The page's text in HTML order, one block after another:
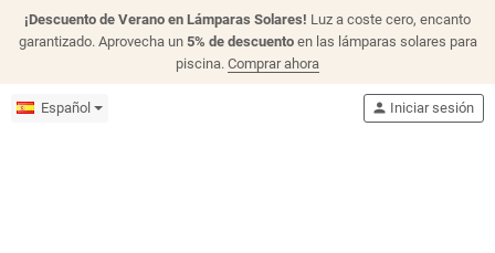
¡Descuento de Verano en Lámparas Solares! Luz a coste cero, encanto
garantizado. Aprovecha un 5% de descuentoen las lámparas solares para
piscina. Comprar ahora
Español person Iniciar sesión